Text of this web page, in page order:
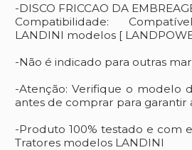
-DISCO FRICCAO DA
Compatibilidade:
LANDINI modelos [
-Não é indicado para outras
-Atenção: Verifique o modelo
antes de comprar para garantir
-Produto 100% testado e com
Tratores modelos LANDINI